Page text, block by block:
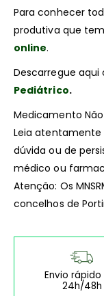
Para conhecer
produtiva que
online.
Descarregue aqui
Pediátrico.
Medicamento
Leia
dúvida ou de
médico ou
Atenção: Os
concelhos de
Envio rápido
24h/48h